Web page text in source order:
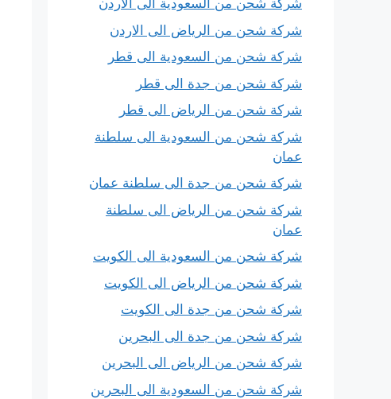
شركة شحن من السعودية الى الاردن
شركة شحن من الرياض الى الاردن
شركة شحن من السعودية الى قطر
شركة شحن من جدة الى قطر
شركة شحن من الرياض الى قطر
شركة شحن من السعودية الى سلطنة
عمان
شركة شحن من جدة الى سلطنة عمان
شركة شحن من الرياض الى سلطنة
عمان
شركة شحن من السعودية الى الكويت
شركة شحن من الرياض الى الكويت
شركة شحن من جدة الى الكويت
شركة شحن من جدة الى البحرين
شركة شحن من الرياض الى البحرين
شركة شحن من السعودية الى البحرين